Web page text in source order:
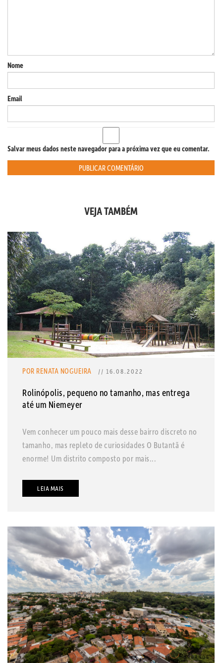
Nome
Email
Salvar meus dados neste navegador para a próxima vez que eu comentar.
VEJA TAMBÉM
POR RENATA NOGUEIRA // 16.08.2022
Rolinópolis, pequeno no tamanho, mas entrega
até um Niemeyer
Vem conhecer um pouco mais desse bairro discreto no
tamanho, mas repleto de curiosidades O Butantã é
enorme! Um distrito composto por mais...
LEIA MAIS